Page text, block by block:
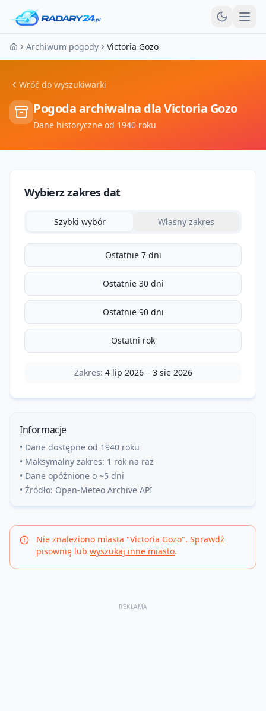
Strona główna
Archiwum pogody Victoria Gozo
Wróć do wyszukiwarki
Pogoda archiwalna dlaVictoria Gozo
Dane historyczne od 1940 roku
Wybierz zakres dat
Szybki wybór Własny zakres
Ostatnie 7 dni
Ostatnie 30 dni
Ostatnie 90 dni
Ostatni rok
Zakres: 4 lip 2026– 3 sie 2026
Informacje
• Dane dostępne od 1940 roku
• Maksymalny zakres: 1 rok na raz
• Dane opóźnione o ~5 dni
• Źródło: Open-Meteo Archive API
Nie znaleziono miasta "Victoria Gozo". Sprawdź
pisownię lub wyszukaj inne miasto.
REKLAMA